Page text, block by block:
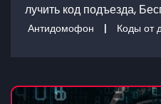
лучить код подъезда,
Антидомофон | Коды от